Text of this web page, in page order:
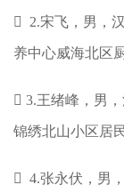
 2.宋飞，男，
养中心威海北区
 3.王绪峰，男
锦绣北山小区居
 4.张永伏，男